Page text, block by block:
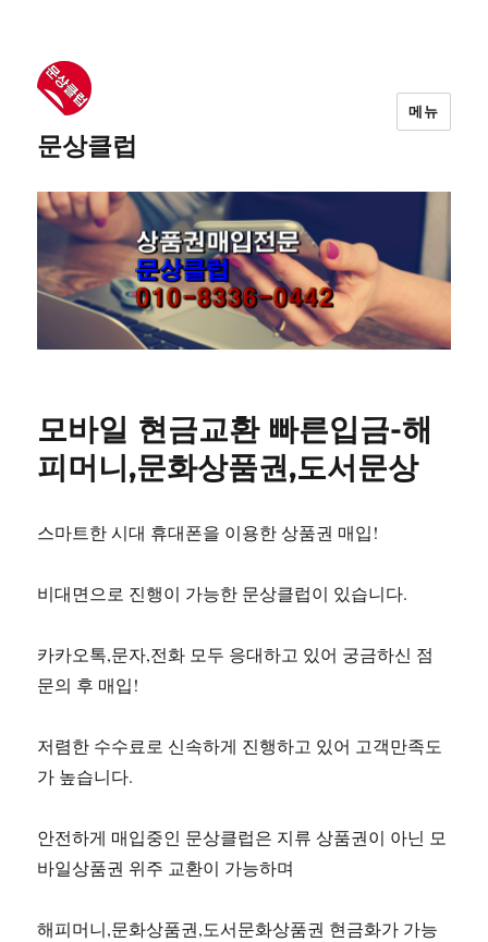
문상클럽
메뉴
모바일 현금교환 빠른입금-해
피머니,문화상품권,도서문상
스마트한 시대 휴대폰을 이용한 상품권 매입!
비대면으로 진행이 가능한 문상클럽이 있습니다.
카카오톡,문자,전화 모두 응대하고 있어 궁금하신 점
문의 후 매입!
저렴한 수수료로 신속하게 진행하고 있어 고객만족도
가 높습니다.
안전하게 매입중인 문상클럽은 지류 상품권이 아닌 모
바일상품권 위주 교환이 가능하며
해피머니,문화상품권,도서문화상품권 현금화가 가능